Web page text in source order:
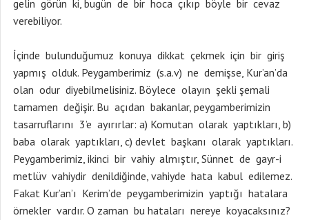
gelin görün ki, bugün de bir hoca çıkıp böyle bir cevaz
verebiliyor.
İçinde bulunduğumuz konuya dikkat çekmek için bir giriş
yapmış olduk. Peygamberimiz (s.a.v) ne demişse, Kur’an’da
olan odur diyebilmelisiniz. Böylece olayın şekli şemali
tamamen değişir. Bu açıdan bakanlar, peygamberimizin
tasarruflarını 3’e ayırırlar: a) Komutan olarak yaptıkları, b)
baba olarak yaptıkları, c) devlet başkanı olarak yaptıkları.
Peygamberimiz, ikinci bir vahiy almıştır, Sünnet de gayr-i
metlüv vahiydir denildiğinde, vahiyde hata kabul edilemez.
Fakat Kur’an’ı Kerim’de peygamberimizin yaptığı hatalara
örnekler vardır. O zaman bu hataları nereye koyacaksınız?